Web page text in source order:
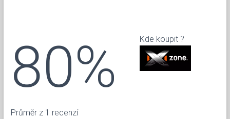
80%
Průměr z 1 recenzí
Kde koupit ?